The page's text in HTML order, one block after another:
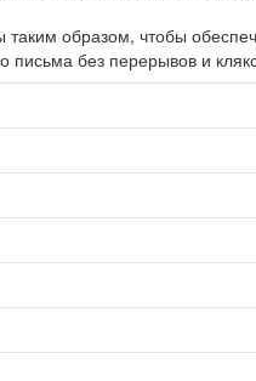
образом, чтобы
письма без перерывов и